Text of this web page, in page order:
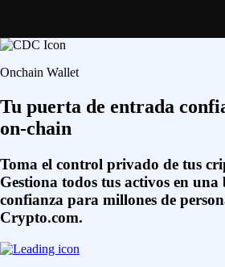
Onchain Wallet
Tu puerta de entrada
on-chain
Toma el control privado de tus
Gestiona todos tus activos en una
confianza para millones de
Crypto.com.